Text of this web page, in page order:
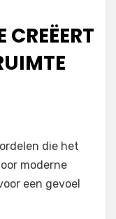
CREËERT
die het
moderne
een gevoel